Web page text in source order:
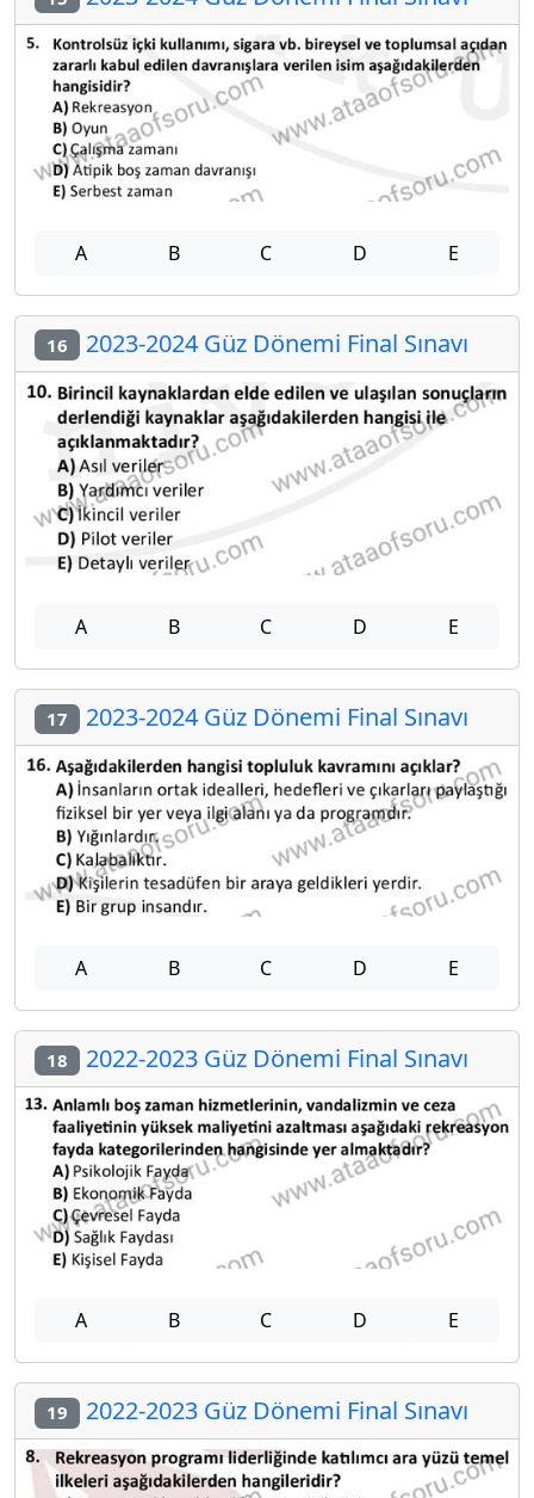
A B C D E
16 2023-2024 Güz Dönemi Final Sınavı
A B C D E
17 2023-2024 Güz Dönemi Final Sınavı
A B C D E
18 2022-2023 Güz Dönemi Final Sınavı
A B C D E
19 2022-2023 Güz Dönemi Final Sınavı